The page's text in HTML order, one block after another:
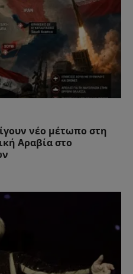
νέο μέτωπο στη
Αραβία στο